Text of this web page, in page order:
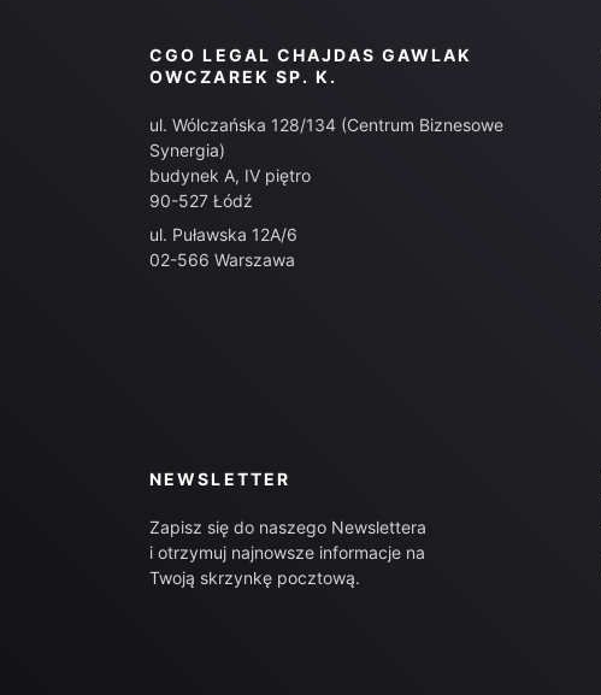
CGO LEGAL CHAJDAS GAWLAK
OWCZAREK SP. K.
ul. Wólczańska 128/134 (Centrum Biznesowe
Synergia)
budynek A, IV piętro
90-527 Łódź
ul. Puławska 12A/6
02-566 Warszawa
NEWSLETTER
Zapisz się do naszego Newslettera
i otrzymuj najnowsze informacje na
Twoją skrzynkę pocztową.